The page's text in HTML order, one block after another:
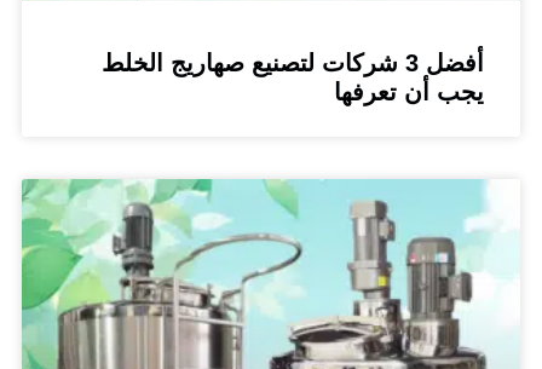
أفضل 3 شركات لتصنيع صهاريج الخلط
أن تعرفها